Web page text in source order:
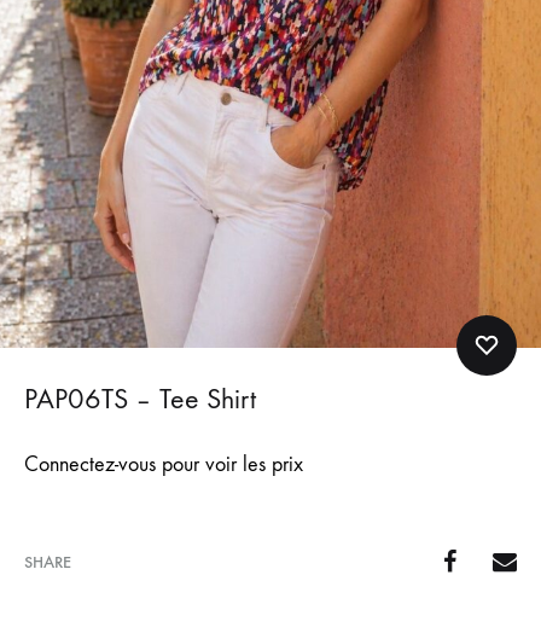
PAP06TS – Tee Shirt
Connectez-vous pour voir les prix
SHARE